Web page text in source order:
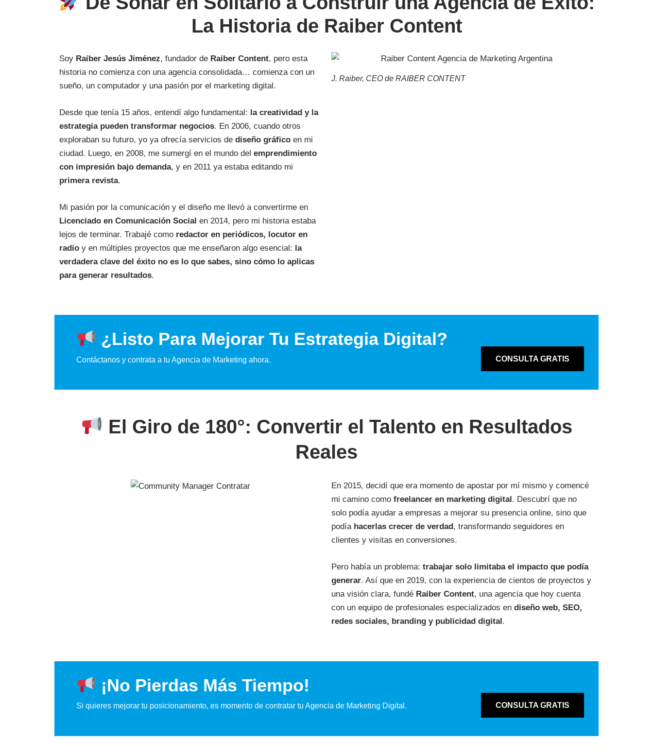
La Historia de Raiber Content
Soy Raiber Jesús Jiménez, fundador de Raiber Content, pero esta
historia no comienza con una agencia consolidada… comienza con un
sueño, un computador y una pasión por el marketing digital.
Desde que tenía 15 años, entendí algo fundamental: la creatividad y la
estrategia pueden transformar negocios. En 2006, cuando otros
exploraban su futuro, yo ya ofrecía servicios de diseño gráfico en mi
ciudad. Luego, en 2008, me sumergí en el mundo del emprendimiento
con impresión bajo demanda, y en 2011 ya estaba editando mi
primera revista.
Mi pasión por la comunicación y el diseño me llevó a convertirme en
Licenciado en Comunicación Social en 2014, pero mi historia estaba
lejos de terminar. Trabajé como redactor en periódicos, locutor en
radio y en múltiples proyectos que me enseñaron algo esencial: la
verdadera clave del éxito no es lo que sabes, sino cómo lo aplicas
para generar resultados.
J. Raiber, CEO de RAIBER CONTENT
¿Listo Para Mejorar Tu Estrategia Digital?
Contáctanos y contrata a tu Agencia de Marketing ahora. CONSULTA GRATIS
El Giro de 180°: Convertir el Talento en Resultados
Reales
En 2015, decidí que era momento de apostar por mí mismo y comencé
mi camino como freelancer en marketing digital . Descubrí que no
solo podía ayudar a empresas a mejorar su presencia online, sino que
podía hacerlas crecer de verdad , transformando seguidores en
clientes y visitas en conversiones.
Pero había un problema: trabajar solo limitaba el impacto que podía
generar. Así que en 2019, con la experiencia de cientos de proyectos y
una visión clara, fundé Raiber Content, una agencia que hoy cuenta
con un equipo de profesionales especializados en diseño web, SEO,
redes sociales, branding y publicidad digital .
¡No Pierdas Más Tiempo!
Si quieres mejorar tu posicionamiento, es momento de contratar tu Agencia de Marketing Digital. CONSULTA GRATIS